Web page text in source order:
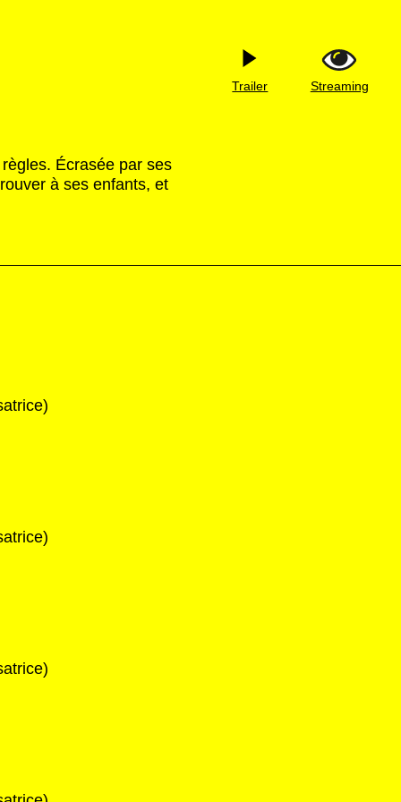
Écrasée par ses
à ses enfants, et
Trailer Streaming